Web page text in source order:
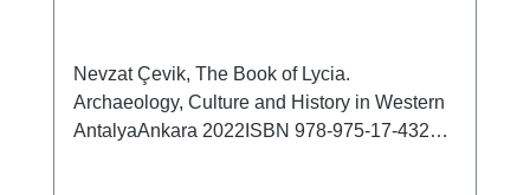
Nevzat Çevik, The Book of Lycia.
Archaeology, Culture and History in Western
AntalyaAnkara 2022ISBN 978-975-17-4322-